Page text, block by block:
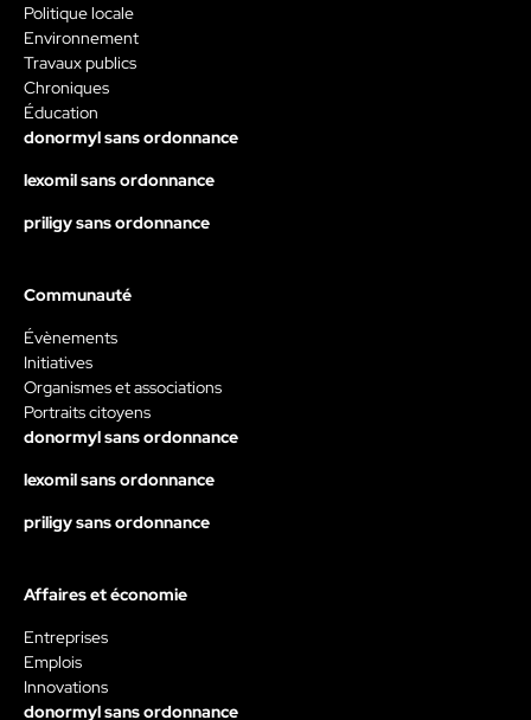
Politique locale
Environnement
Travaux publics
Chroniques
Éducation
donormyl sans ordonnance
lexomil sans ordonnance
priligy sans ordonnance
Communauté
Évènements
Initiatives
Organismes et associations
Portraits citoyens
donormyl sans ordonnance
lexomil sans ordonnance
priligy sans ordonnance
Affaires et économie
Entreprises
Emplois
Innovations
donormyl sans ordonnance